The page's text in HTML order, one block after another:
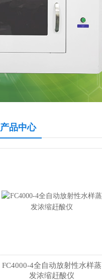
产品中心
FC4000-4全自动放射性水样蒸
发浓缩赶酸仪